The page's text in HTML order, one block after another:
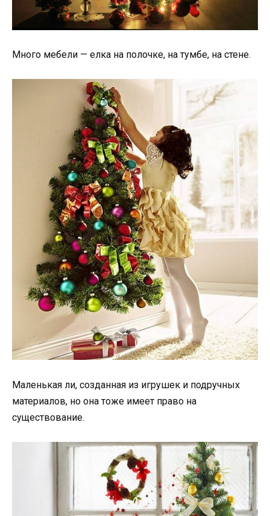
Много мебели — елка на полочке, на тумбе, на стене.
Маленькая ли, созданная из игрушек и подручных
материалов, но она тоже имеет право на
существование.